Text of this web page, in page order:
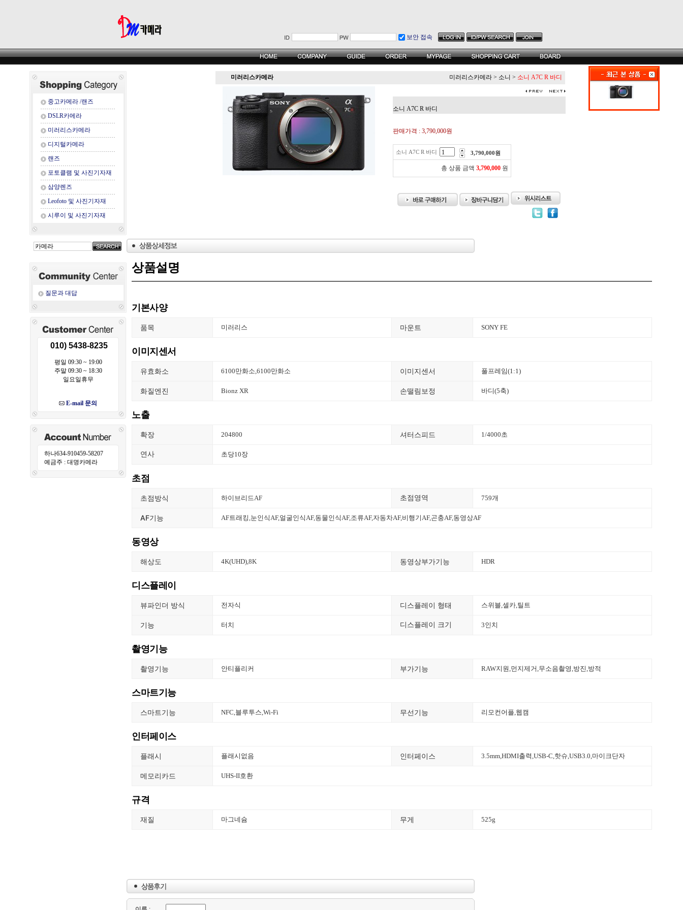
보안 접속
중고카메라 /랜즈
DSLR카메라
미러리스카메라
디지털카메라
랜즈
포토클램 및 사진기자재
삼양렌즈
Leofoto 및 사진기자재
시루이 및 사진기자재
질문과 대답
010) 5438-8235
평일 09:30 ~ 19:00
주말 09:30 ~ 18:30
일요일휴무
E-mail 문의
하나634-910459-58207
예금주 : 대명카메라
미러리스카메라 미러리스카메라 > 소니 > 소니 A7C R 바디
소니 A7C R 바디
판매가격 : 3,790,000원
소니 A7C R 바디 3,790,000원
총 상품 금액 3,790,000 원
상품설명
기본사양
품목 미러리스 마운트 SONY FE
이미지센서
유효화소 6100만화소,6100만화소 이미지센서 풀프레임(1:1)
화질엔진 Bionz XR 손떨림보정 바디(5축)
노출
확장 204800 셔터스피드 1/4000초
연사 초당10장
초점
초점방식 하이브리드AF 초점영역 759개
AF기능 AF트래킹,눈인식AF,얼굴인식AF,동물인식AF,조류AF,자동차AF,비행기AF,곤충AF,동영상AF
동영상
해상도 4K(UHD),8K 동영상부가기능 HDR
디스플레이
뷰파인더 방식 전자식 디스플레이 형태 스위블,셀카,틸트
기능 터치 디스플레이 크기 3인치
촬영기능
촬영기능 안티플리커 부가기능 RAW지원,먼지제거,무소음촬영,방진,방적
스마트기능
스마트기능 NFC,블루투스,Wi-Fi 무선기능 리모컨어플,웹캠
인터페이스
플래시 플래시없음 인터페이스 3.5mm,HDMI출력,USB-C,핫슈,USB3.0,마이크단자
메모리카드 UHS-II호환
규격
재질 마그네슘 무게 525g